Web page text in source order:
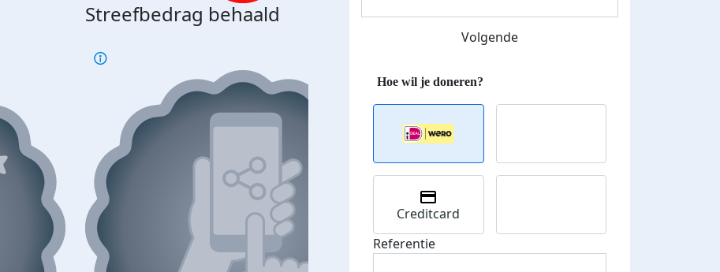
Streefbedrag behaald Streefbedrag verhoogd
Volgende
Creditcard
Referentie